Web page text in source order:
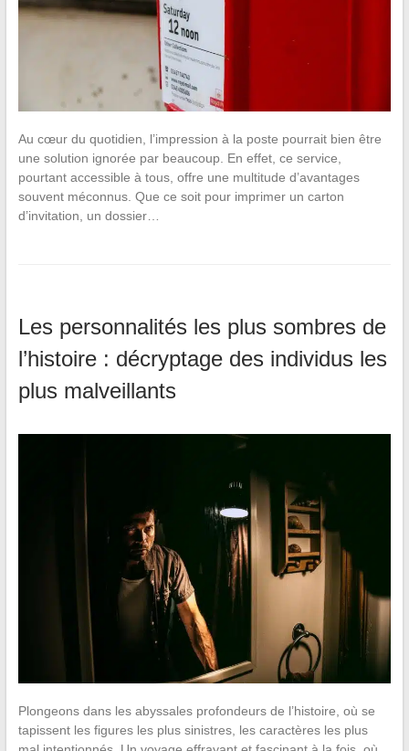
Au cœur du quotidien, l’impression à la poste pourrait bien être
une solution ignorée par beaucoup. En effet, ce service,
pourtant accessible à tous, offre une multitude d’avantages
souvent méconnus. Que ce soit pour imprimer un carton
d’invitation, un dossier…
Les personnalités les plus sombres de
l’histoire : décryptage des individus les
plus malveillants
Plongeons dans les abyssales profondeurs de l’histoire, où se
tapissent les figures les plus sinistres, les caractères les plus